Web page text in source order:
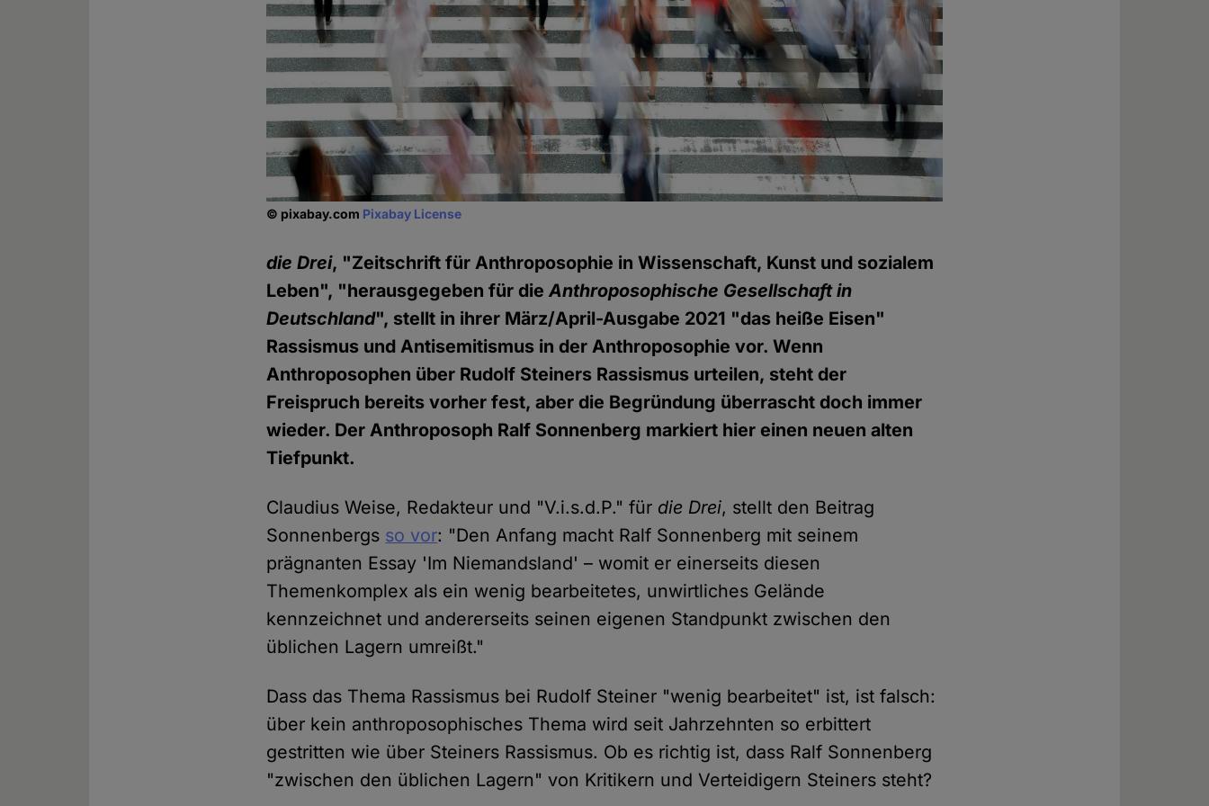
© pixabay.com Pixabay License
die Drei, "Zeitschrift für Anthroposophie in Wissenschaft, Kunst und sozialem
Leben", "herausgegeben für dieAnthroposophische Gesellschaft in
Deutschland", stellt in ihrer März/April-Ausgabe 2021 "das heiße Eisen"
Rassismus und Antisemitismus in der Anthroposophie vor. Wenn
Anthroposophen über Rudolf Steiners Rassismus urteilen, steht der
Freispruch bereits vorher fest, aber die Begründung überrascht doch immer
wieder. Der Anthroposoph Ralf Sonnenberg markiert hier einen neuen alten
Tiefpunkt.
Claudius Weise, Redakteur und "V.i.s.d.P." für die Drei, stellt den Beitrag
Sonnenbergs so vor: "Den Anfang macht Ralf Sonnenberg mit seinem
prägnanten Essay 'Im Niemandsland' – womit er einerseits diesen
Themenkomplex als ein wenig bearbeitetes, unwirtliches Gelände
kennzeichnet und andererseits seinen eigenen Standpunkt zwischen den
üblichen Lagern umreißt."
Dass das Thema Rassismus bei Rudolf Steiner "wenig bearbeitet" ist, ist falsch:
über kein anthroposophisches Thema wird seit Jahrzehnten so erbittert
gestritten wie über Steiners Rassismus. Ob es richtig ist, dass Ralf Sonnenberg
"zwischen den üblichen Lagern" von Kritikern und Verteidigern Steiners steht?